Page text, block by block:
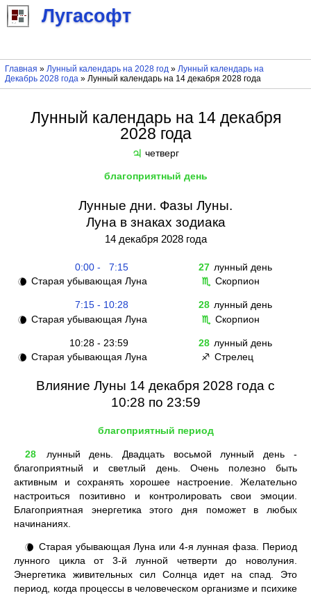
Лугасофт
Главная » Лунный календарь на 2028 год» Лунный календарь на
Декабрь 2028 года» Лунный календарь на 14 декабря 2028 года
Лунный календарь на 14 декабря
2028 года
♃ четверг
благоприятный день
Лунные дни. Фазы Луны.
Луна в знаках зодиака
14 декабря 2028 года
0:00 - 7:15 27 лунный день
🌘 Старая убывающая Луна ♏ Скорпион
7:15 - 10:28 28 лунный день
🌘 Старая убывающая Луна ♏ Скорпион
10:28 - 23:59 28 лунный день
🌘 Старая убывающая Луна ♐ Стрелец
Влияние Луны 14 декабря 2028 года с
10:28 по 23:59
благоприятный период
28
лунный день. Двадцать восьмой лунный день -
благоприятный и светлый день. Очень полезно быть
активным и сохранять хорошее настроение. Желательно
настроиться позитивно и контролировать свои эмоции.
Благоприятная энергетика этого дня поможет в любых
начинаниях.
🌘 Старая убывающая Луна или 4-я лунная фаза. Период
лунного цикла от 3-й лунной четверти до новолуния.
Энергетика живительных сил Солнца идет на спад. Это
период, когда процессы в человеческом организме и психике